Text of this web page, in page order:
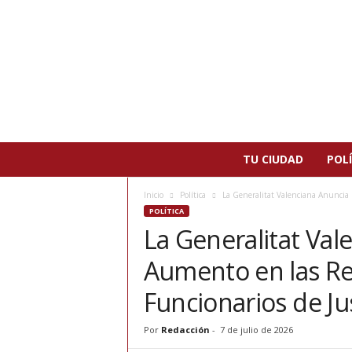
TU CIUDAD
Inicio Política La Generalitat Valenciana
POLÍTICA
La Generalitat
Aumento en las
Funcionarios de
Por Redacción - 7 de julio de 2026